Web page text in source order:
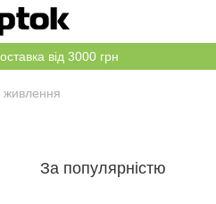
від 3000 грн
живлення
За популярністю